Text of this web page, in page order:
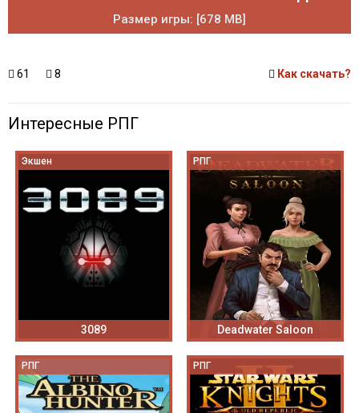
Размер игры: [678 MB]
61 8 Как скачать?
Интересные РПГ
Экшен
3089
РПГ
Deadwater Saloon
РПГ РПГ